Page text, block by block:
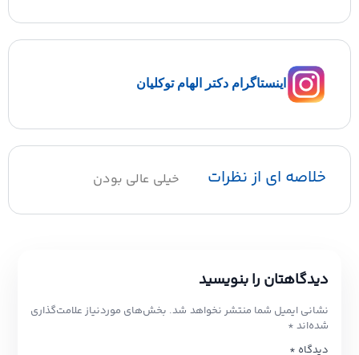
اینستاگرام دکتر الهام توکلیان
خلاصه ای از نظرات خیلی عالی بودن
دیدگاهتان را بنویسید
نشانی ایمیل شما منتشر نخواهد شد. بخش‌های موردنیاز علامت‌گذاری
شده‌اند*
دیدگاه*